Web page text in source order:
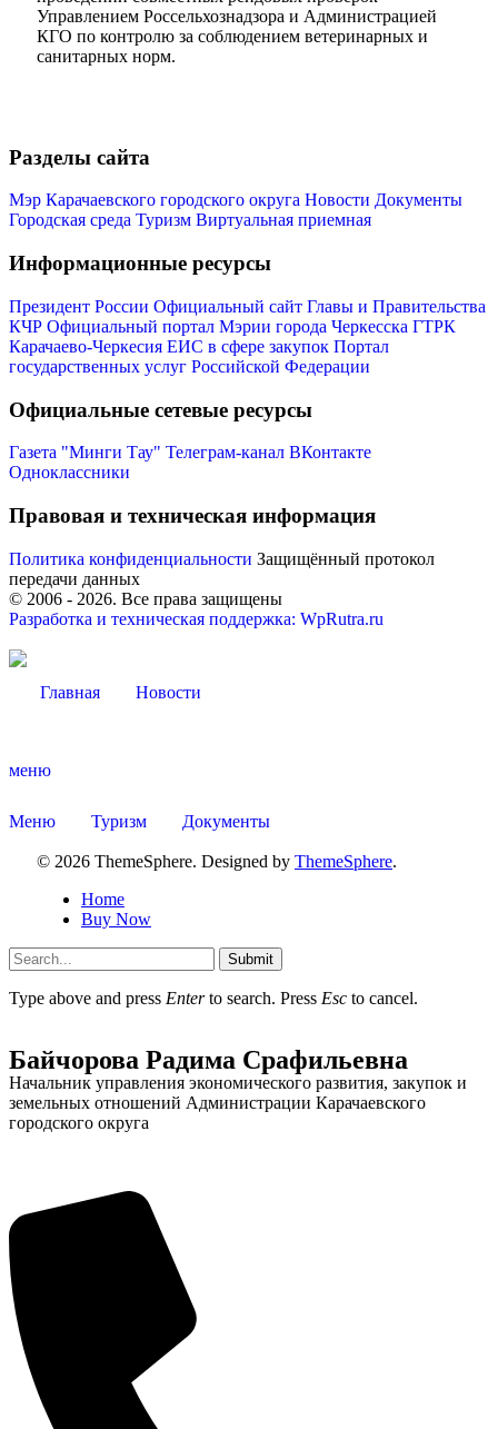
Управлением Россельхознадзора и Администрацией
КГО по контролю за соблюдением ветеринарных и
санитарных норм.
Разделы сайта
Мэр Карачаевского городского округа Новости Документы
Городская среда Туризм Виртуальная приемная
Информационные ресурсы
Президент России Официальный сайт Главы и Правительства
КЧР Официальный портал Мэрии города Черкесска ГТРК
Карачаево-Черкесия ЕИС в сфере закупок Портал
государственных услуг Российской Федерации
Официальные сетевые ресурсы
Газета "Минги Тау" Телеграм-канал ВКонтакте
Одноклассники
Правовая и техническая информация
Политика конфиденциальности Защищённый протокол
передачи данных
© 2006 - 2026. Все права защищены
Разработка и техническая поддержка: WpRutra.ru
Главная Новости
меню
Меню Туризм Документы
© 2026 ThemeSphere. Designed by ThemeSphere.
Home
Buy Now
Submit
Type above and press Enterto search. Press Esc to cancel.
Администрация
Байчорова Радима Срафильевна
Начальник управления экономического развития, закупок и
земельных отношений Администрации Карачаевского
городского округа